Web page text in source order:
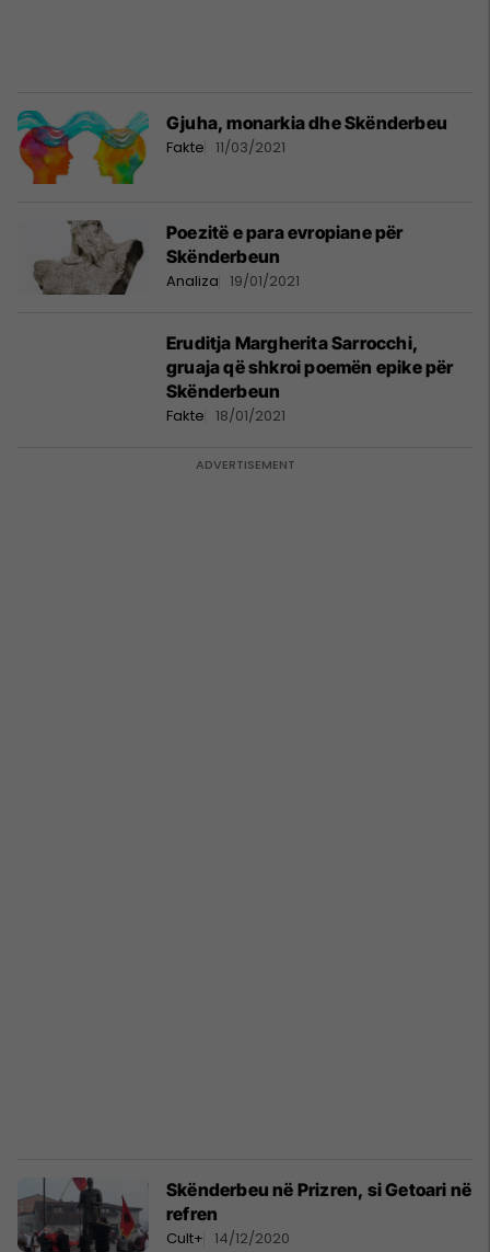
Gjuha, monarkia dhe Skënderbeu
Fakte 11/03/2021
Poezitë e para evropiane për
Skënderbeun
Analiza 19/01/2021
Eruditja Margherita Sarrocchi,
gruaja që shkroi poemën epike për
Skënderbeun
Fakte 18/01/2021
Skënderbeu në Prizren, si Getoari në
refren
Cult+ 14/12/2020